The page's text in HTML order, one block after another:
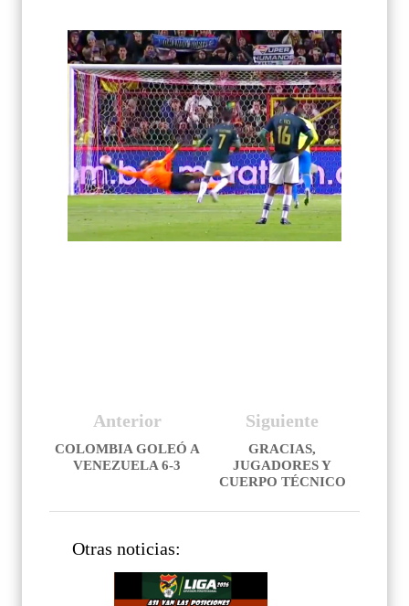
Siguiente
GRACIAS,
JUGADORES Y
CUERPO TÉCNICO
Anterior
COLOMBIA GOLEÓ A
VENEZUELA 6-3
Otras noticias: